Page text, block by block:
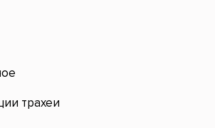
трахеи